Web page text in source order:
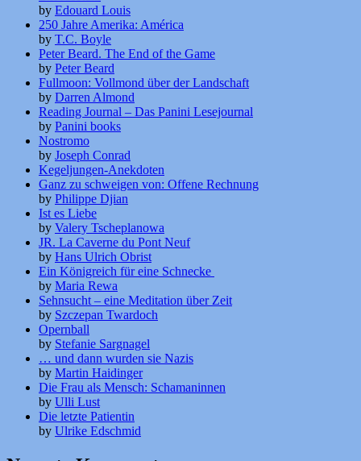
by Edouard Louis
250 Jahre Amerika: América
by T.C. Boyle
Peter Beard. The End of the Game
by Peter Beard
Fullmoon: Vollmond über der Landschaft
by Darren Almond
Reading Journal – Das Panini Lesejournal
by Panini books
Nostromo
by Joseph Conrad
Kegeljungen-Anekdoten
Ganz zu schweigen von: Offene Rechnung
by Philippe Djian
Ist es Liebe
by Valery Tscheplanowa
JR. La Caverne du Pont Neuf
by Hans Ulrich Obrist
Ein Königreich für eine Schnecke
by Maria Rewa
Sehnsucht – eine Meditation über Zeit
by Szczepan Twardoch
Opernball
by Stefanie Sargnagel
… und dann wurden sie Nazis
by Martin Haidinger
Die Frau als Mensch: Schamaninnen
by Ulli Lust
Die letzte Patientin
by Ulrike Edschmid